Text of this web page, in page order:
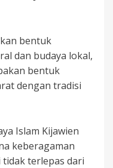
bentuk
dan budaya lokal,
bentuk
dengan tradisi
Islam Kijawien
keberagaman
tidak terlepas dari